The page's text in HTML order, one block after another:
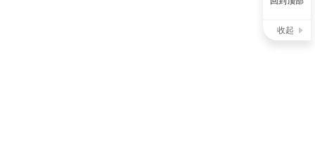
收起